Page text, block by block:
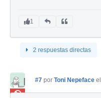
1
2 respuestas directas
#7 por Toni Nepeface